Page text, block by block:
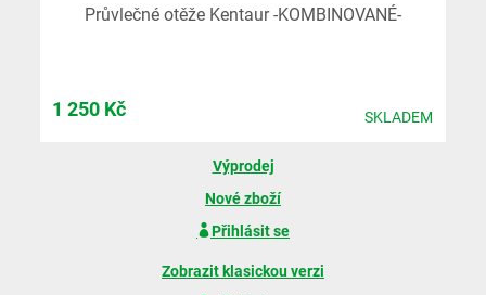
Průvlečné otěže Kentaur -KOMBINOVANÉ-
1 250 Kč SKLADEM
Výprodej
Nové zboží
Přihlásit se
Zobrazit klasickou verzi